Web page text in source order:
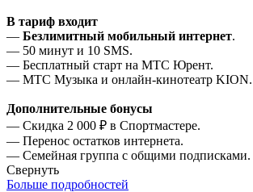
В тариф входит
— Безлимитный мобильный интернет.
— 50 минут и 10 SMS.
— Бесплатный старт на МТС Юрент.
— МТС Музыка и онлайн-кинотеатр KION.
Дополнительные бонусы
— Скидка 2 000 ₽ в Спортмастере.
— Перенос остатков интернета.
— Семейная группа с общими подписками.
Свернуть
Больше подробностей